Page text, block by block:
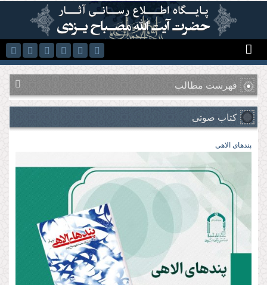
رفتن به محتوای اصلی
فهرست مطالب
کتاب صوتی
پند‌های الاهی